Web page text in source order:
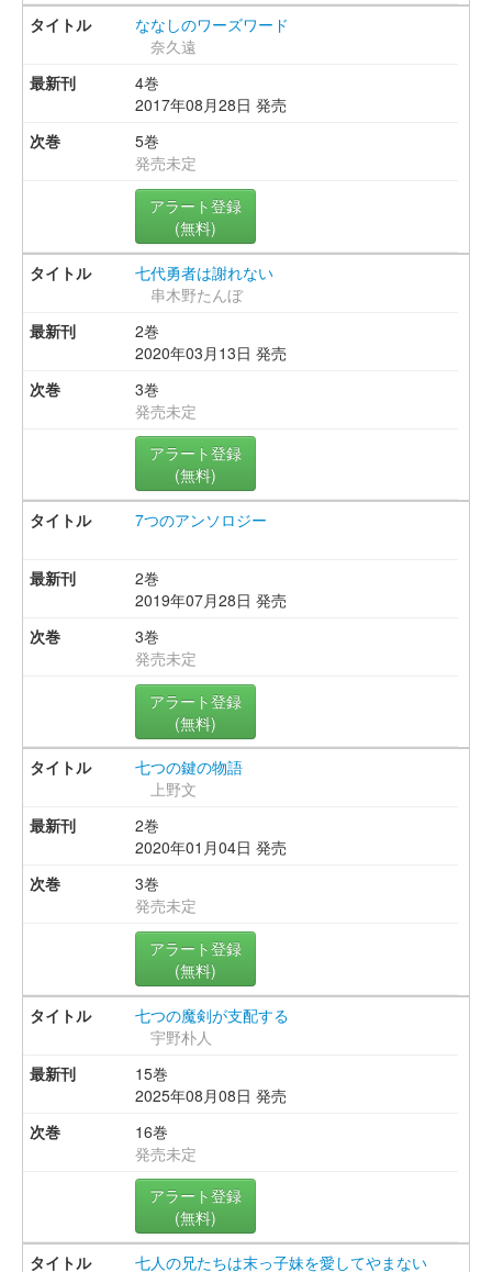
ななしのワーズワード
奈久遠
4巻
2017年08月28日 発売
5巻
発売未定
アラート登録
(無料)
七代勇者は謝れない
串木野たんぼ
2巻
2020年03月13日 発売
3巻
発売未定
アラート登録
(無料)
7つのアンソロジー
2巻
2019年07月28日 発売
3巻
発売未定
アラート登録
(無料)
七つの鍵の物語
上野文
2巻
2020年01月04日 発売
3巻
発売未定
アラート登録
(無料)
七つの魔剣が支配する
宇野朴人
15巻
2025年08月08日 発売
16巻
発売未定
アラート登録
(無料)
七人の兄たちは末っ子妹を愛してやまない